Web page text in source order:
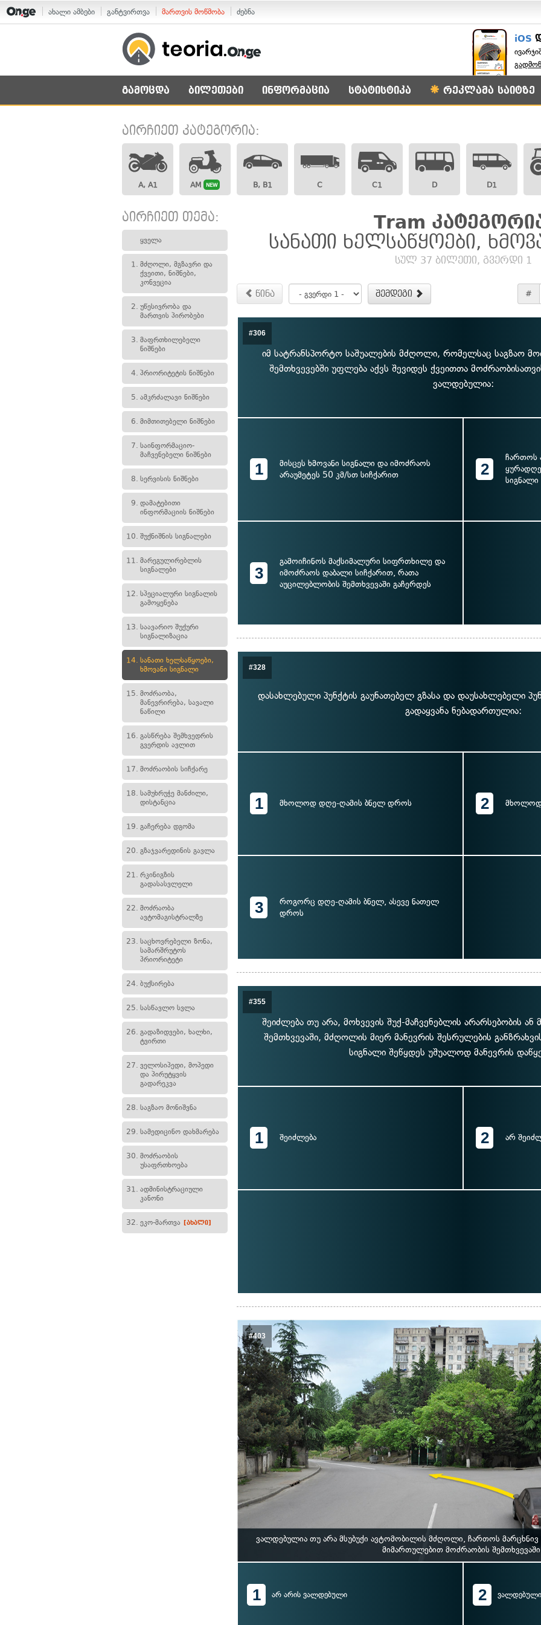
ახალი ამბები განტვირთვა მართვის მოწმობა ძებნა
iOS
გამოცდა ბილეთები ინფორმაცია სტატისტიკა რეკლამა საიტზე
აირჩიეთ კატეგორია:
A, A1 AM NEW B, B1 C C1 D D1
აირჩიეთ თემა:
ყველა
1. მძღოლი, მგზავრი და
ქვეითი, ნიშნები,
კონვეცია
2. უწესივრობა და
მართვის პირობები
3. მაფრთხილებელი
ნიშნები
4. პრიორიტეტის ნიშნები
5. ამკრძალავი ნიშნები
6. მიმთითებელი ნიშნები
7. საინფორმაციო-
მაჩვენებელი ნიშნები
8. სერვისის ნიშნები
9. დამატებითი
ინფორმაციის ნიშნები
10. შუქნიშნის სიგნალები
11. მარეგულირებლის
სიგნალები
12. სპეციალური სიგნალის
გამოყენება
13. საავარიო შუქური
სიგნალიზაცია
14. სანათი ხელსაწყოები,
ხმოვანი სიგნალი
15. მოძრაობა,
მანევრირება, სავალი
ნაწილი
16. გასწრება შემხვედრის
გვერდის ავლით
17. მოძრაობის სიჩქარე
18. სამუხრუჭე მანძილი,
დისტანცია
19. გაჩერება დგომა
20. გზაჯვარედინის გავლა
21. რკინიგზის
გადასასვლელი
22. მოძრაობა
ავტომაგისტრალზე
23. საცხოვრებელი ზონა,
სამარშრუტოს
პრიორიტეტი
24. ბუქსირება
25. სასწავლო სვლა
26. გადაზიდვები, ხალხი,
ტვირთი
27. ველოსიპედი, მოპედი
და პირუტყვის
გადარეკვა
28. საგზაო მონიშვნა
29. სამედიცინო დახმარება
30. მოძრაობის
უსაფრთხოება
31. ადმინისტრაციული
კანონი
32. ეკო-მართვა [ახალი]
Tram
სანათი ხელსაწყოები,
სულ 37 ბილეთი, გვერდი 1
წინა შემდეგი #
#306
იმ სატრანსპორტო საშუალების მძღოლი, რომელსაც საგზაო
შემთხვევებში უფლება აქვს შევიდეს ქვეითთა
ვალდებულია:
1
მისცეს ხმოვანი სიგნალი და იმოძრაოს
არაუმეტეს 50 კმ/სთ სიჩქარით
2
ჩართოს
სიგნალი
3
გამოიჩინოს მაქსიმალური სიფრთხილე და
იმოძრაოს დაბალი სიჩქარით, რათა
აუცილებლობის შემთხვევაში გაჩერდეს
#328
დასახლებული პუნქტის გაუნათებელ გზასა და დაუსახლებელი
გადაყვანა ნებადართულია:
1 მხოლოდ დღე-ღამის ბნელ დროს 2 მხოლოდ
3
როგორც დღე-ღამის ბნელ, ასევე ნათელ
დროს
#355
შეიძლება თუ არა, მოხვევის შუქ-მაჩვენებლის არარსებობის ან
შემთხვევაში, მძღოლის მიერ მანევრის შესრულების
სიგნალი შეწყდეს უშუალოდ მანევრის
1 შეიძლება 2 არ
#403
ვალდებულია თუ არა მსუბუქი ავტომობილის მძღოლი, ჩართოს მარცხნივ
მიმართულებით მოძრაობის
1 არ არის ვალდებული 2